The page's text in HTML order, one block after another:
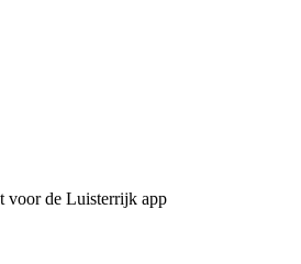
voor de Luisterrijk app